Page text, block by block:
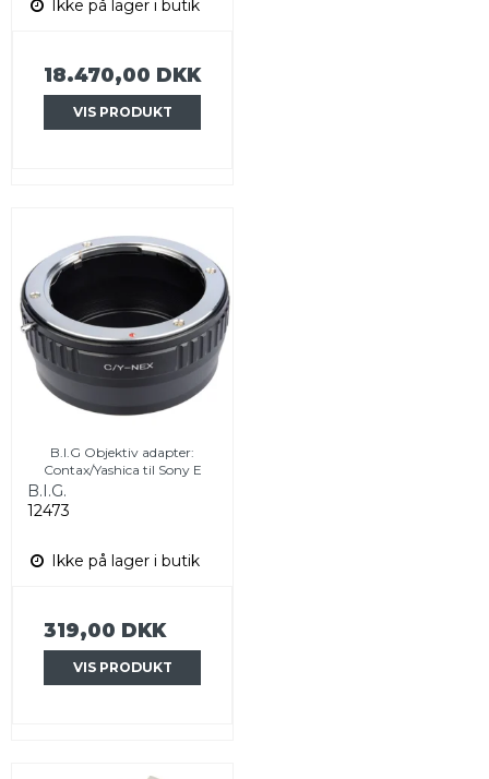
Ikke på lager i butik
18.470,00 DKK
VIS PRODUKT
B.I.G Objektiv adapter:
Contax/Yashica til Sony E
B.I.G.
12473
Ikke på lager i butik
319,00 DKK
VIS PRODUKT